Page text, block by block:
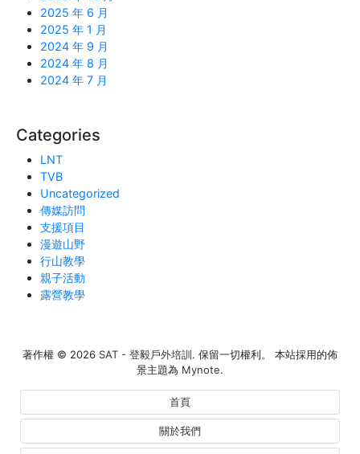
2025 年 6 月
2025 年 1 月
2024 年 9 月
2024 年 8 月
2024 年 7 月
Categories
LNT
TVB
Uncategorized
傳媒訪問
支援項目
漫遊山野
行山教學
親子活動
露營教學
著作權 © 2026 SAT - 登毅戶外培訓. 保留一切權利。 本站採用的佈
景主題為 Mynote.
首頁
關於我們